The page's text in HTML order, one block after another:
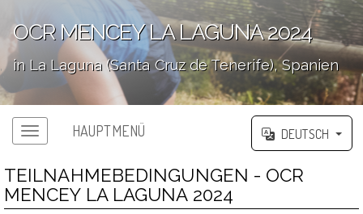
OCR MENCEY LA LAGUNA 2024
in La Laguna (Santa Cruz de Tenerife), Spanien
';
HAUPTMENÜ DEUTSCH
TEILNAHMEBEDINGUNGEN - OCR
MENCEY LA LAGUNA 2024